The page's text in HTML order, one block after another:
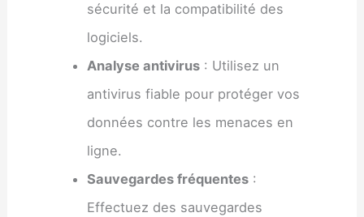
sécurité et la compatibilité des
logiciels.
Analyse antivirus : Utilisez un
antivirus fiable pour protéger vos
données contre les menaces en
ligne.
Sauvegardes fréquentes :
Effectuez des sauvegardes